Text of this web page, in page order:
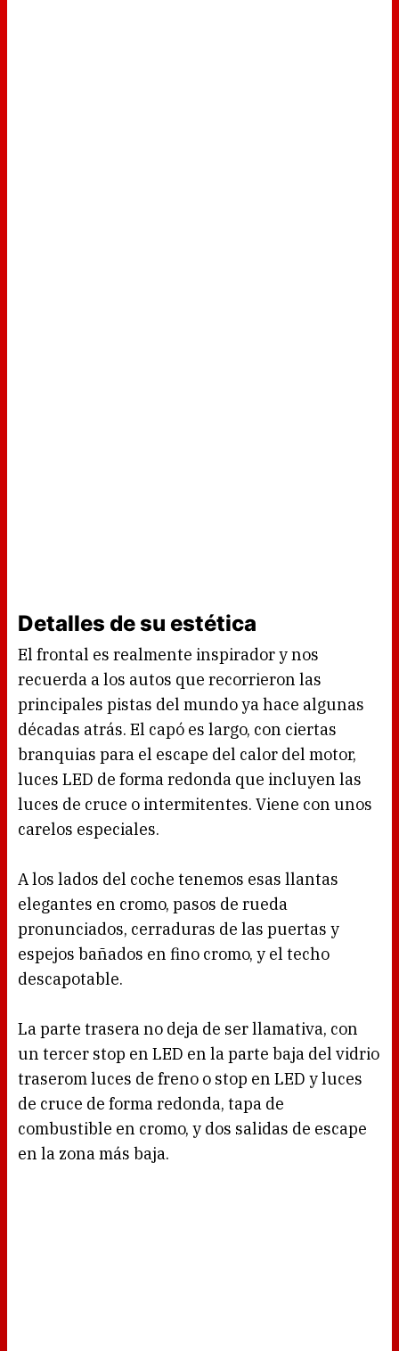
Detalles de su estética
El frontal es realmente inspirador y nos
recuerda a los autos que recorrieron las
principales pistas del mundo ya hace algunas
décadas atrás. El capó es largo, con ciertas
branquias para el escape del calor del motor,
luces LED de forma redonda que incluyen las
luces de cruce o intermitentes. Viene con unos
carelos especiales.
A los lados del coche tenemos esas llantas
elegantes en cromo, pasos de rueda
pronunciados, cerraduras de las puertas y
espejos bañados en fino cromo, y el techo
descapotable.
La parte trasera no deja de ser llamativa, con
un tercer stop en LED en la parte baja del vidrio
traserom luces de freno o stop en LED y luces
de cruce de forma redonda, tapa de
combustible en cromo, y dos salidas de escape
en la zona más baja.